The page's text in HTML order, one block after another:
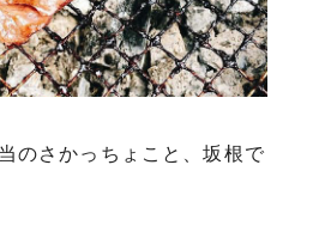
千代幻豚 贈り物・ギフト
のさかっちょこと、坂根で